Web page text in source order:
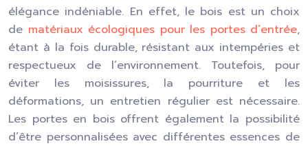
élégance indéniable. En effet, le bois est un choix
de matériaux écologiques pour les portes d’entrée,
étant à la fois durable, résistant aux intempéries et
respectueux de l’environnement. Toutefois, pour
éviter les moisissures, la pourriture et les
déformations, un entretien régulier est nécessaire.
Les portes en bois offrent également la possibilité
d’être personnalisées avec différentes essences de